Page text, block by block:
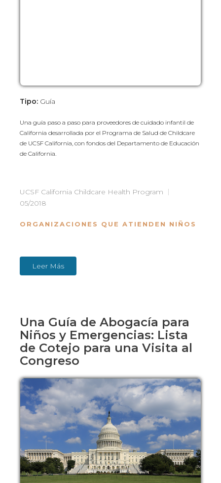
Tipo: Guía
Una guía paso a paso para proveedores de cuidado infantil de
California desarrollada por el Programa de Salud de Childcare
de UCSF California, con fondos del Departamento de Educación
de California.
UCSF California Childcare Health Program
05/2018
ORGANIZACIONES QUE ATIENDEN NIÑOS
Leer Más
Una Guía de Abogacía para
Niños y Emergencias: Lista
de Cotejo para una Visita al
Congreso